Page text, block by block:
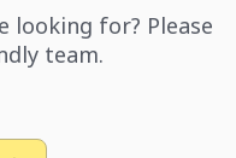
looking for? Please
team.